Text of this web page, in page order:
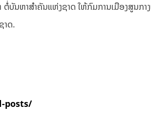
ບັນຫາສຳຄັນແຫ່ງຊາດ ໃຫ້ກົມການເມືອງສູນກ
າດ.
posts/